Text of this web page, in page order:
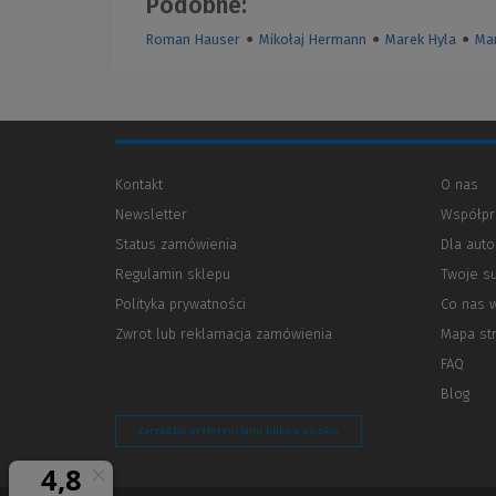
Podobne:
Roman Hauser ● Mikołaj Hermann ● Marek Hyla ●
Kontakt
Newsletter
Status zamówienia
Regulamin sklepu
Polityka prywatności
innej
Zwrot lub reklamacja zamówienia
O nas
Dla
Twoje
Co nas
Mapa
FAQ
Blog
Zarządzaj preferencjami plików cookie